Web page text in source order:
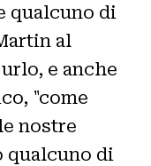
qualcuno di
al
e anche
"come
nostre
qualcuno di